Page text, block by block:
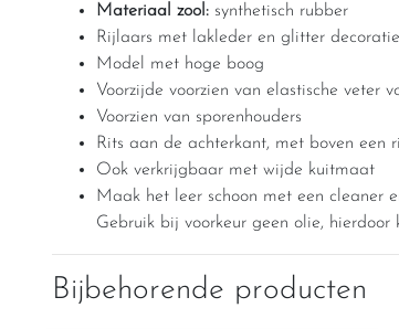
Materiaal zool: synthetisch rubber
Rijlaars met lakleder en glitter decoratie
Model met hoge boog
Voorzijde voorzien van elastische veter
Voorzien van sporenhouders
Rits aan de achterkant, met boven een
Ook verkrijgbaar met wijde kuitmaat
Maak het leer schoon met een cleaner
Gebruik bij voorkeur geen olie, hierdoor
Bijbehorende producten